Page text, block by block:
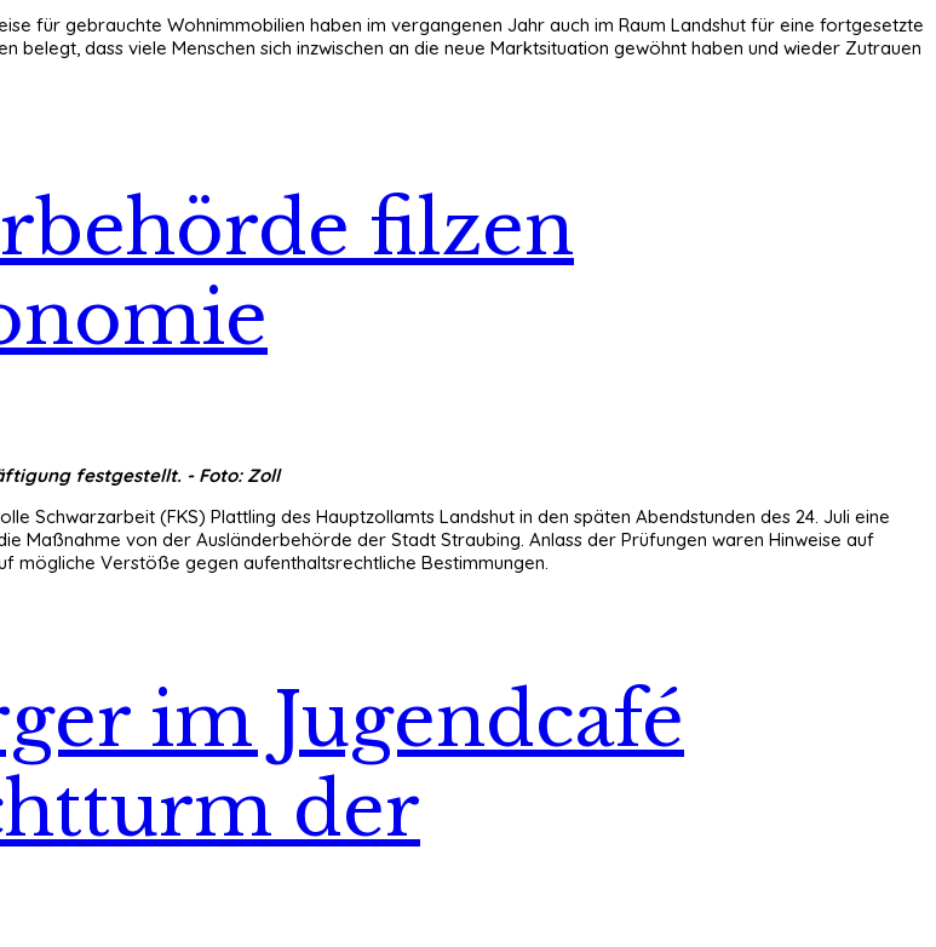
für gebrauchte Wohnimmobilien haben im vergangenen Jahr auch im Raum Landshut für eine fortgesetzte
dass viele Menschen sich inzwischen an die neue Marktsituation gewöhnt haben und wieder Zutrauen
filzen
festgestellt. - Foto: Zoll
Schwarzarbeit (FKS) Plattling des Hauptzollamts Landshut in den späten Abendstunden des 24. Juli eine
Maßnahme von der Ausländerbehörde der Stadt Straubing. Anlass der Prüfungen waren Hinweise auf
mögliche Verstöße gegen aufenthaltsrechtliche Bestimmungen.
im Jugendcafé
der